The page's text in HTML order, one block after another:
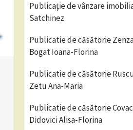
Publicație de vânzare
Satchinez
Publicatie de căsătorie
Bogat Ioana-Florina
Publicatie de căsătorie
Zetu Ana-Maria
Publicatie de căsătorie
Didovici Alisa-Florina